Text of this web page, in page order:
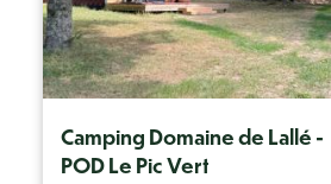
Camping Domaine de Lallé -
POD Le Pic Vert